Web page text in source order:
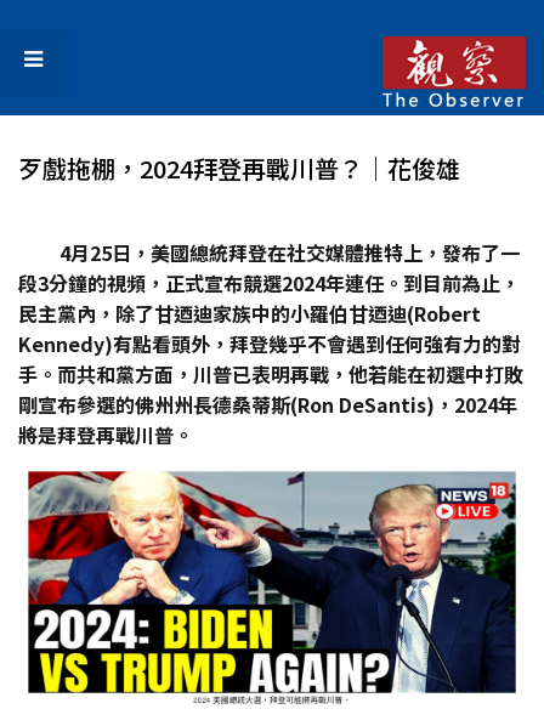
歹戲拖棚，2024拜登再戰川普？│花俊雄
4月25日，美國總統拜登在社交媒體推特上，發布了一
段3分鐘的視頻，正式宣布競選2024年連任。到目前為止，
民主黨內，除了甘迺迪家族中的小羅伯甘迺迪(Robert
Kennedy)有點看頭外，拜登幾乎不會遇到任何強有力的對
手。而共和黨方面，川普已表明再戰，他若能在初選中打敗
剛宣布參選的佛州州長德桑蒂斯(Ron DeSantis) ，2024年
將是拜登再戰川普。